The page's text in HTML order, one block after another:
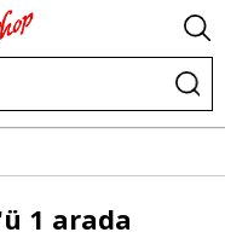
1 arada